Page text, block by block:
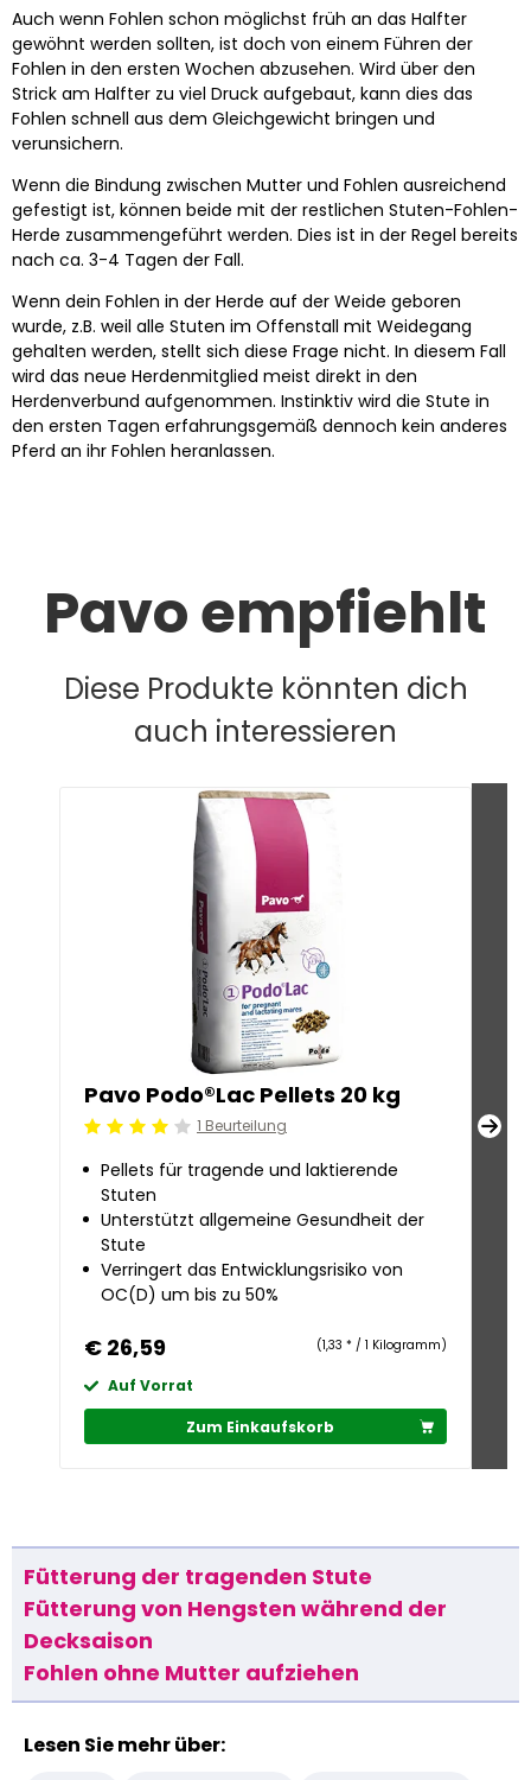
Auch wenn Fohlen schon möglichst früh an das Halfter
gewöhnt werden sollten, ist doch von einem Führen der
Fohlen in den ersten Wochen abzusehen. Wird über den
Strick am Halfter zu viel Druck aufgebaut, kann dies das
Fohlen schnell aus dem Gleichgewicht bringen und
verunsichern.
Wenn die Bindung zwischen Mutter und Fohlen ausreichend
gefestigt ist, können beide mit der restlichen Stuten-Fohlen-
Herde zusammengeführt werden. Dies ist in der Regel bereits
nach ca. 3-4 Tagen der Fall.
Wenn dein Fohlen in der Herde auf der Weide geboren
wurde, z.B. weil alle Stuten im Offenstall mit Weidegang
gehalten werden, stellt sich diese Frage nicht. In diesem Fall
wird das neue Herdenmitglied meist direkt in den
Herdenverbund aufgenommen. Instinktiv wird die Stute in
den ersten Tagen erfahrungsgemäß dennoch kein anderes
Pferd an ihr Fohlen heranlassen.
Pavo empfiehlt
Diese Produkte könnten dich
auch interessieren
Pavo Podo®Lac Pellets 20 kg
Beoordeling: 4/51 Beurteilung
Pellets für tragende und laktierende
Stuten
Unterstützt allgemeine Gesundheit der
Stute
Verringert das Entwicklungsrisiko von
OC(D) um bis zu 50%
€ 26,59 (1,33 * / 1 Kilogramm)
Auf Vorrat
Zum Einkaufskorb
Fütterung der tragenden Stute
Fütterung von Hengsten während der
Decksaison
Fohlen ohne Mutter aufziehen
Lesen Sie mehr über: